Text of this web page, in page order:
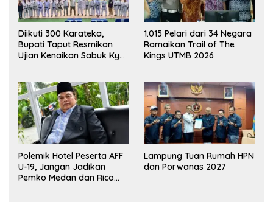
Diikuti 300 Karateka,
Bupati Taput Resmikan
Ujian Kenaikan Sabuk Kyu
1.015 Pelari dari 34 Negara
Ramaikan Trail of The
Kings UTMB 2026
Polemik Hotel Peserta AFF
U-19, Jangan Jadikan
Pemko Medan dan Rico
Lampung Tuan Rumah HPN
dan Porwanas 2027